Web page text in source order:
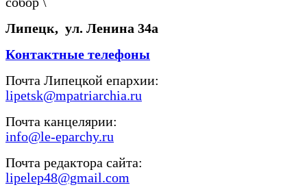
Липецк, ул. Ленина 34а
Контактные телефоны
Почта Липецкой епархии:
lipetsk@mpatriarchia.ru
Почта канцелярии:
info@le-eparchy.ru
Почта редактора сайта:
lipelep48@gmail.com